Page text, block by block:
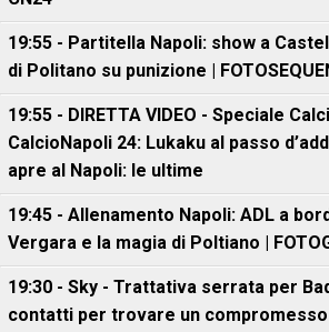
19:55 - Partitella Napoli: show a
di Politano su punizione |
19:55 - DIRETTA VIDEO - Speciale
CalcioNapoli 24: Lukaku al passo
apre al Napoli: le ultime
19:45 - Allenamento Napoli: ADL a
Vergara e la magia di Poltiano |
19:30 - Sky - Trattativa serrata per
contatti per trovare un